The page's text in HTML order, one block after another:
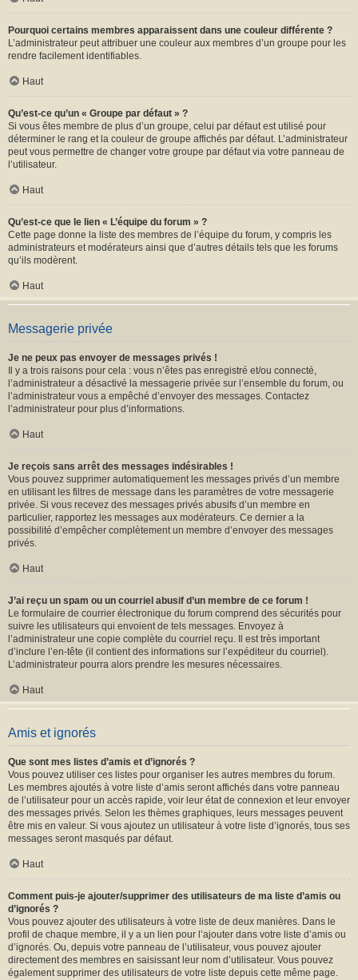
Pourquoi certains membres apparaissent dans une couleur différente ?
L’administrateur peut attribuer une couleur aux membres d’un groupe pour les
rendre facilement identifiables.
Haut
Qu’est-ce qu’un « Groupe par défaut » ?
Si vous êtes membre de plus d’un groupe, celui par défaut est utilisé pour
déterminer le rang et la couleur de groupe affichés par défaut. L’administrateur
peut vous permettre de changer votre groupe par défaut via votre panneau de
l’utilisateur.
Haut
Qu’est-ce que le lien « L’équipe du forum » ?
Cette page donne la liste des membres de l’équipe du forum, y compris les
administrateurs et modérateurs ainsi que d’autres détails tels que les forums
qu’ils modèrent.
Haut
Messagerie privée
Je ne peux pas envoyer de messages privés !
Il y a trois raisons pour cela : vous n’êtes pas enregistré et/ou connecté,
l’administrateur a désactivé la messagerie privée sur l’ensemble du forum, ou
l’administrateur vous a empêché d’envoyer des messages. Contactez
l’administrateur pour plus d’informations.
Haut
Je reçois sans arrêt des messages indésirables !
Vous pouvez supprimer automatiquement les messages privés d’un membre
en utilisant les filtres de message dans les paramètres de votre messagerie
privée. Si vous recevez des messages privés abusifs d’un membre en
particulier, rapportez les messages aux modérateurs. Ce dernier a la
possibilité d’empêcher complètement un membre d’envoyer des messages
privés.
Haut
J’ai reçu un spam ou un courriel abusif d’un membre de ce forum !
Le formulaire de courrier électronique du forum comprend des sécurités pour
suivre les utilisateurs qui envoient de tels messages. Envoyez à
l’administrateur une copie complète du courriel reçu. Il est très important
d’inclure l’en-tête (il contient des informations sur l’expéditeur du courriel).
L’administrateur pourra alors prendre les mesures nécessaires.
Haut
Amis et ignorés
Que sont mes listes d’amis et d’ignorés ?
Vous pouvez utiliser ces listes pour organiser les autres membres du forum.
Les membres ajoutés à votre liste d’amis seront affichés dans votre panneau
de l’utilisateur pour un accès rapide, voir leur état de connexion et leur envoyer
des messages privés. Selon les thèmes graphiques, leurs messages peuvent
être mis en valeur. Si vous ajoutez un utilisateur à votre liste d’ignorés, tous ses
messages seront masqués par défaut.
Haut
Comment puis-je ajouter/supprimer des utilisateurs de ma liste d’amis ou
d’ignorés ?
Vous pouvez ajouter des utilisateurs à votre liste de deux manières. Dans le
profil de chaque membre, il y a un lien pour l’ajouter dans votre liste d’amis ou
d’ignorés. Ou, depuis votre panneau de l’utilisateur, vous pouvez ajouter
directement des membres en saisissant leur nom d’utilisateur. Vous pouvez
également supprimer des utilisateurs de votre liste depuis cette même page.